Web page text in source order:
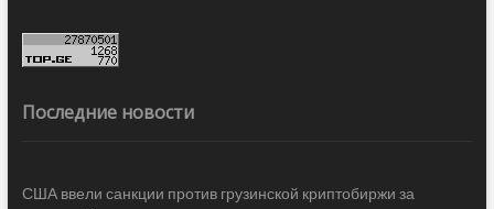
Последние новости
США ввели санкции против грузинской криптобиржи за